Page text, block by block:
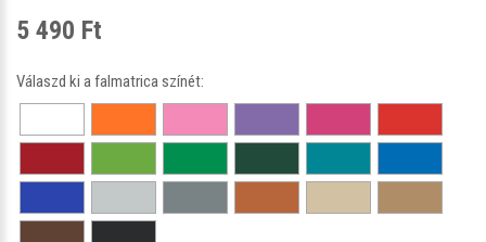
5 490 Ft
Válaszd ki a falmatrica színét: